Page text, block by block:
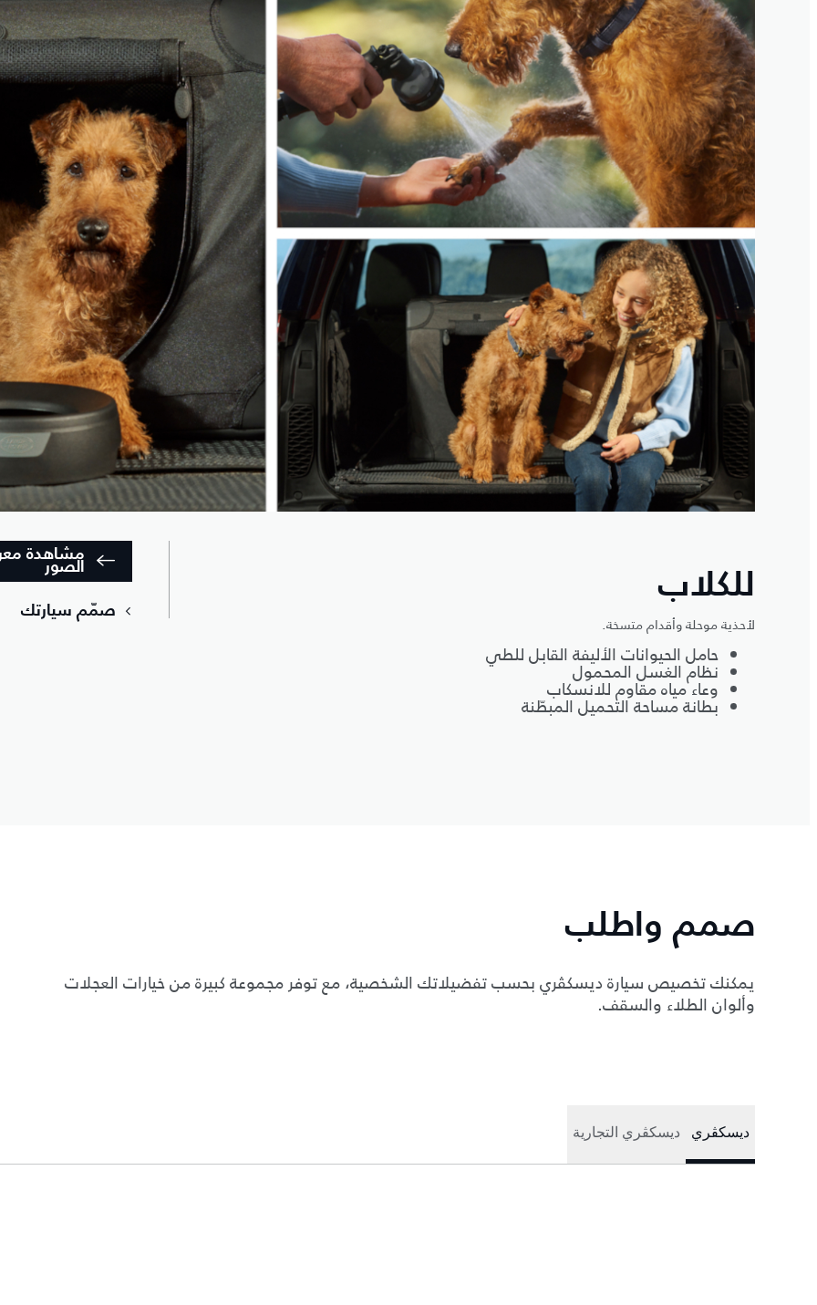
للكلاب
لأحذية موحلة وأقدام متسخة.
حامل الحيوانات الأليفة القابل للطي
نظام الغسل المحمول
وعاء مياه مقاوم للانسكاب
بطانة مساحة التحميل المبطّنة
مشاهدة
الصور
صمّم سيارتك
صمم واطلب
يمكنك تخصيص سيارة ديسكڤري بحسب تفضيلاتك الشخصية، مع توفر مجموعة كبيرة من خيارات العجلات
وألوان الطلاء والسقف.
ديسكڤري ديسكڤري التجارية